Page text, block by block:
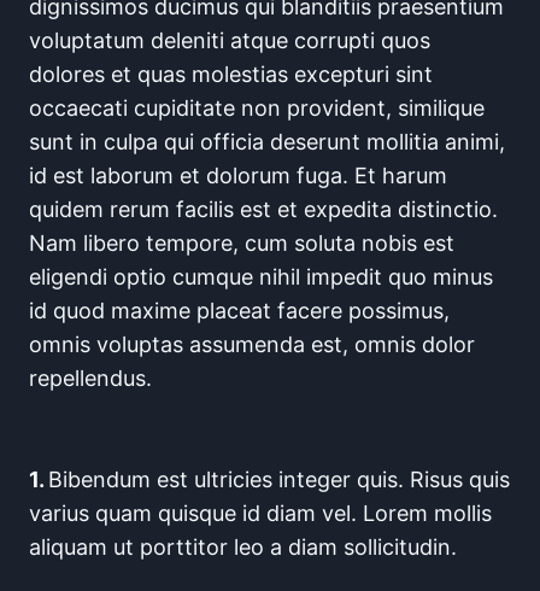
dignissimos ducimus qui blanditiis praesentium
voluptatum deleniti atque corrupti quos
dolores et quas molestias excepturi sint
occaecati cupiditate non provident, similique
sunt in culpa qui officia deserunt mollitia animi,
id est laborum et dolorum fuga. Et harum
quidem rerum facilis est et expedita distinctio.
Nam libero tempore, cum soluta nobis est
eligendi optio cumque nihil impedit quo minus
id quod maxime placeat facere possimus,
omnis voluptas assumenda est, omnis dolor
repellendus.
1. Bibendum est ultricies integer quis. Risus quis
varius quam quisque id diam vel. Lorem mollis
aliquam ut porttitor leo a diam sollicitudin.